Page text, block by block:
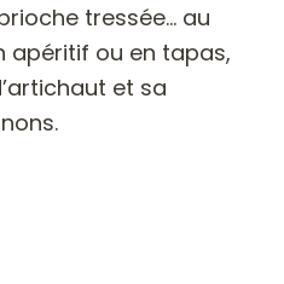
tressée… au
apéritif ou en tapas,
et sa